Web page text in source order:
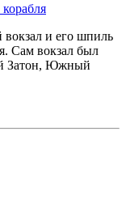
и его шпиль
Сам вокзал был
Затон, Южный